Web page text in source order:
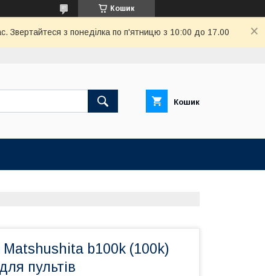
Кошик
Звертайтеся з понеділка по п'ятницю з 10:00 до 17.00
Кошик
Matshushita b100k (100k)
пультів